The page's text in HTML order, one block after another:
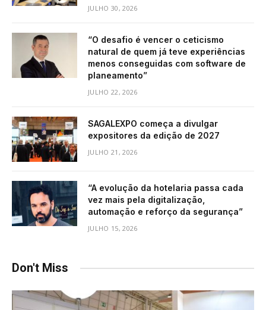
JULHO 30, 2026
“O desafio é vencer o ceticismo
natural de quem já teve experiências
menos conseguidas com software de
planeamento”
JULHO 22, 2026
SAGALEXPO começa a divulgar
expositores da edição de 2027
JULHO 21, 2026
“A evolução da hotelaria passa cada
vez mais pela digitalização,
automação e reforço da segurança”
JULHO 15, 2026
Don't Miss